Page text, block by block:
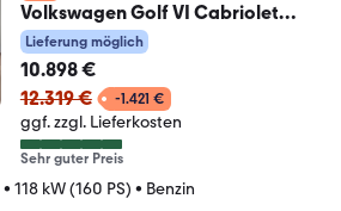
Volkswagen Golf VI Cabriolet
PARK
ASSIST+NAVI+WINDSCHOTT+BC
Lieferung möglich
10.898 €
12.319 €
-1.421 €
ggf. zzgl. Lieferkosten
Sehr guter Preis
• 118 kW (160 PS) • Benzin